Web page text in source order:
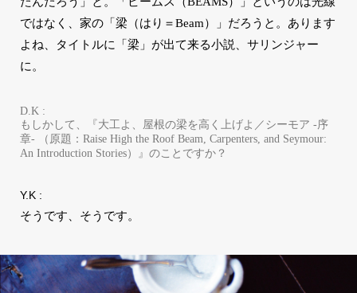
ではなく、家の「梁（はり＝Beam）」だろうと。あります
よね、タイトルに「梁」が出て来る小説、サリンジャー
に。
D.K :
もしかして、『大工よ、屋根の梁を高く上げよ／シーモア -序
章- （原題：Raise High the Roof Beam, Carpenters, and Seymour:
An Introduction Stories）』のことですか？
Y.K :
そうです、そうです。